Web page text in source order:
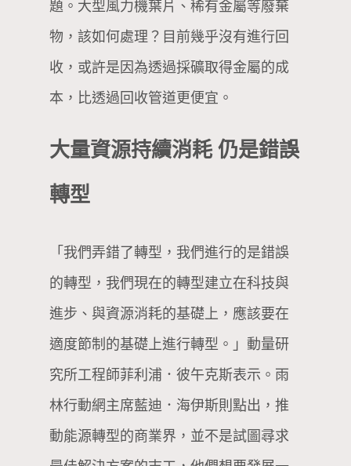
題。大型風力機葉片、稀有金屬等廢棄
物，該如何處理？目前幾乎沒有進行回
收，或許是因為透過採礦取得金屬的成
本，比透過回收管道更便宜。
大量資源持續消耗 仍是錯誤
轉型
「我們弄錯了轉型，我們進行的是錯誤
的轉型，我們現在的轉型建立在科技與
進步、與資源消耗的基礎上，應該要在
適度節制的基礎上進行轉型。」動量研
究所工程師菲利浦．彼午克斯表示。雨
林行動網主席藍迪．海伊斯則點出，推
動能源轉型的商業界，並不是試圖尋求